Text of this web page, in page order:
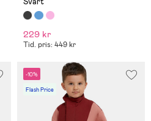
det!
229 kr
Tid. pris: 449 kr
-10%
Flash Price